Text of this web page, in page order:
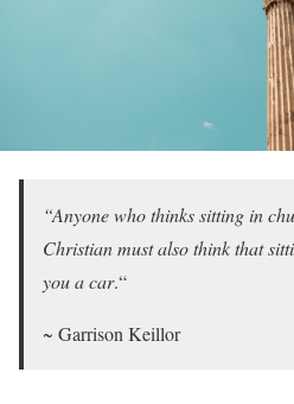
“Anyone who thinks sitting in
Christian must also think that
you a car.“
~ Garrison Keillor